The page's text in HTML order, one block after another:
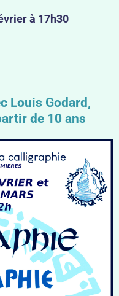
à 17h30
Louis Godard,
de 10 ans